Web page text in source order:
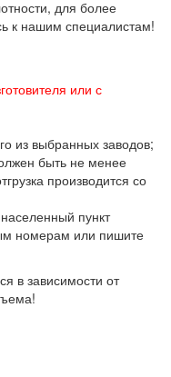
для более
к нашим специалистам!
или с
из выбранных заводов;
быть не менее
производится со
пункт
номерам или пишите
в зависимости от